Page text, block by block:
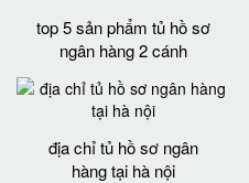
top 5 sản phẩm tủ hồ sơ
ngân hàng 2 cánh
địa chỉ tủ hồ sơ ngân
hàng tại hà nội